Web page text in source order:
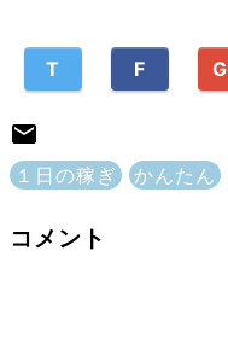
T F
１日の稼ぎ かんたん
コメント